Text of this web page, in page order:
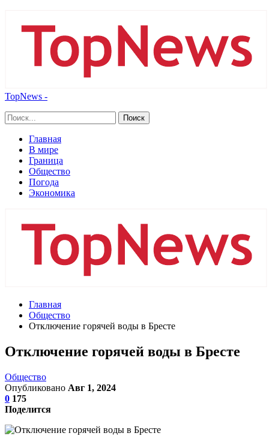
TopNews -
Главная
В мире
Граница
Общество
Погода
Экономика
Главная
Общество
Отключение горячей воды в Бресте
Отключение горячей воды в Бресте
Общество
Опубликовано Авг 1, 2024
0 175
Поделится